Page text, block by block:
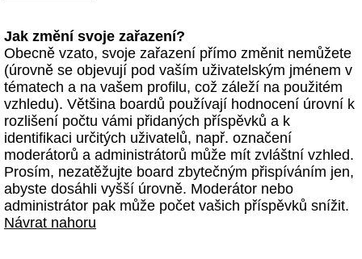
Jak změní svoje zařazení?
Obecně vzato, svoje zařazení přímo změnit nemůžete
(úrovně se objevují pod vaším uživatelským jménem v
tématech a na vašem profilu, což záleží na použitém
vzhledu). Většina boardů používají hodnocení úrovní k
rozlišení počtu vámi přidaných příspěvků a k
identifikaci určitých uživatelů, např. označení
moderátorů a administrátorů může mít zvláštní vzhled.
Prosím, nezatěžujte board zbytečným přispíváním jen,
abyste dosáhli vyšší úrovně. Moderátor nebo
administrátor pak může počet vašich příspěvků snížit.
Návrat nahoru